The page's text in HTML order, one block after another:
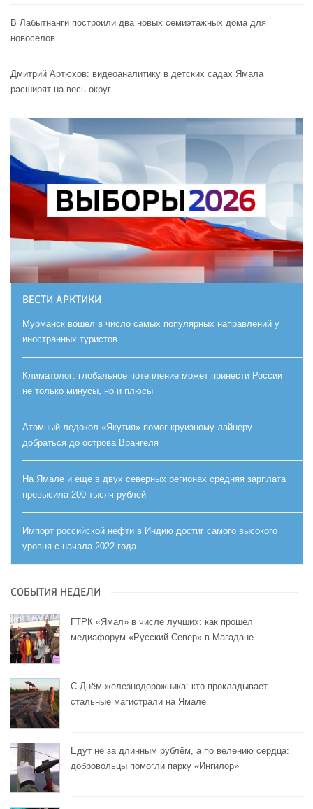
В Лабытнанги построили два новых семиэтажных дома для
новоселов
Дмитрий Артюхов: видеоаналитику в детских садах Ямала
расширят на весь округ
ВЕСТИ АРКТИКИ
Мурманск вошел в число самых популярных направлений у
иностранных туристов
Климатолог: глобальное потепление может принести России
не только минусы, но и плюсы
Атомный ледокол «Якутия» помог круизному лайнеру
добраться до острова Врангеля
На Ямале и еще в двух северных регионах средняя зарплата
превысила 200 тысяч рублей
Импорт российской нефти в Индию достиг самого высокого
уровня с начала 2022 года
СОБЫТИЯ НЕДЕЛИ
ГТРК «Ямал» в числе лучших: как прошёл
медиафорум «Русский Север» в Магадане
С Днём железнодорожника: кто прокладывает
стальные магистрали на Ямале
Едут не за длинным рублём, а по велению сердца:
добровольцы помогли парку «Ингилор»